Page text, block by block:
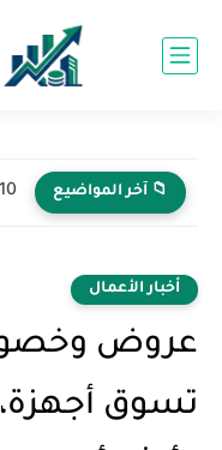
📁 آخر المواضيع
أخبار الأعمال
تسوق